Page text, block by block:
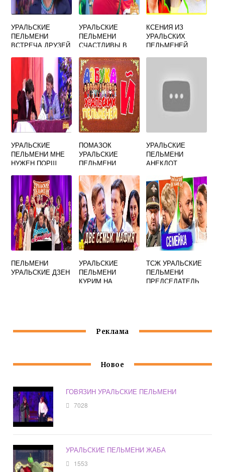
УРАЛЬСКИЕ
ПЕЛЬМЕНИ
ВСТРЕЧА ДРУЗЕЙ
УРАЛЬСКИЕ
ПЕЛЬМЕНИ
СЧАСТЛИВЫ В
КСЕНИЯ ИЗ
УРАЛЬСКИХ
ПЕЛЬМЕНЕЙ
УРАЛЬСКИЕ
ПЕЛЬМЕНИ МНЕ
НУЖЕН ПОРШ
ПОМАЗОК
УРАЛЬСКИЕ
ПЕЛЬМЕНИ
УРАЛЬСКИЕ
ПЕЛЬМЕНИ
АНЕКДОТ
ПЕЛЬМЕНИ
УРАЛЬСКИЕ ДЗЕН
УРАЛЬСКИЕ
ПЕЛЬМЕНИ
КУРИМ НА
ТСЖ УРАЛЬСКИЕ
ПЕЛЬМЕНИ
ПРЕДСЕДАТЕЛЬ
Реклама
Новое
ГОВЯЗИН УРАЛЬСКИЕ ПЕЛЬМЕНИ
7028
УРАЛЬСКИЕ ПЕЛЬМЕНИ ЖАБА
1553